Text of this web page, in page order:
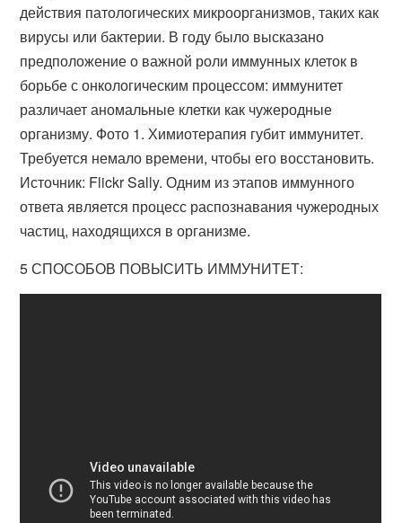
действия патологических микроорганизмов, таких как
вирусы или бактерии. В году было высказано
предположение о важной роли иммунных клеток в
борьбе с онкологическим процессом: иммунитет
различает аномальные клетки как чужеродные
организму. Фото 1. Химиотерапия губит иммунитет.
Требуется немало времени, чтобы его восстановить.
Источник: Flickr Sally. Одним из этапов иммунного
ответа является процесс распознавания чужеродных
частиц, находящихся в организме.
5 СПОСОБОВ ПОВЫСИТЬ ИММУНИТЕТ: